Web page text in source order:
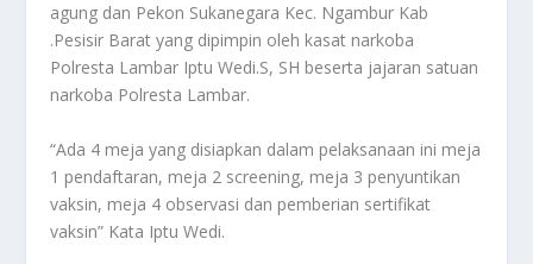
agung dan Pekon Sukanegara Kec. Ngambur Kab
.Pesisir Barat yang dipimpin oleh kasat narkoba
Polresta Lambar Iptu Wedi.S, SH beserta jajaran satuan
narkoba Polresta Lambar.
“Ada 4 meja yang disiapkan dalam pelaksanaan ini meja
1 pendaftaran, meja 2 screening, meja 3 penyuntikan
vaksin, meja 4 observasi dan pemberian sertifikat
vaksin” Kata Iptu Wedi.